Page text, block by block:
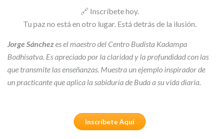
🔗 Inscríbete hoy.
Tu paz no está en otro lugar. Está detrás de la ilusión.
Jorge Sánchezes el maestro del Centro Budista Kadampa
Bodhisatva. Es apreciado por la claridad y la profundidad con las
que transmite las enseñanzas. Muestra un ejemplo inspirador de
un practicante que aplica la sabiduría de Buda a su vida diaria.
Inscríbete Aquí